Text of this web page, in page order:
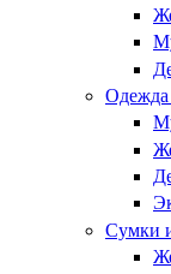
Одежда
Сумки